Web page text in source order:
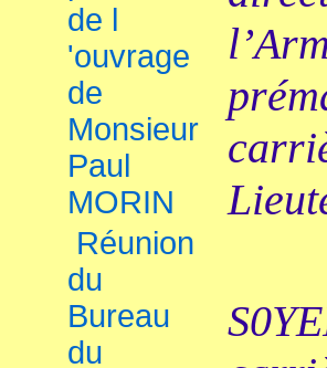
de l
'ouvrage
de
Monsieur
Paul
MORIN
Réunion
du
Bureau
du